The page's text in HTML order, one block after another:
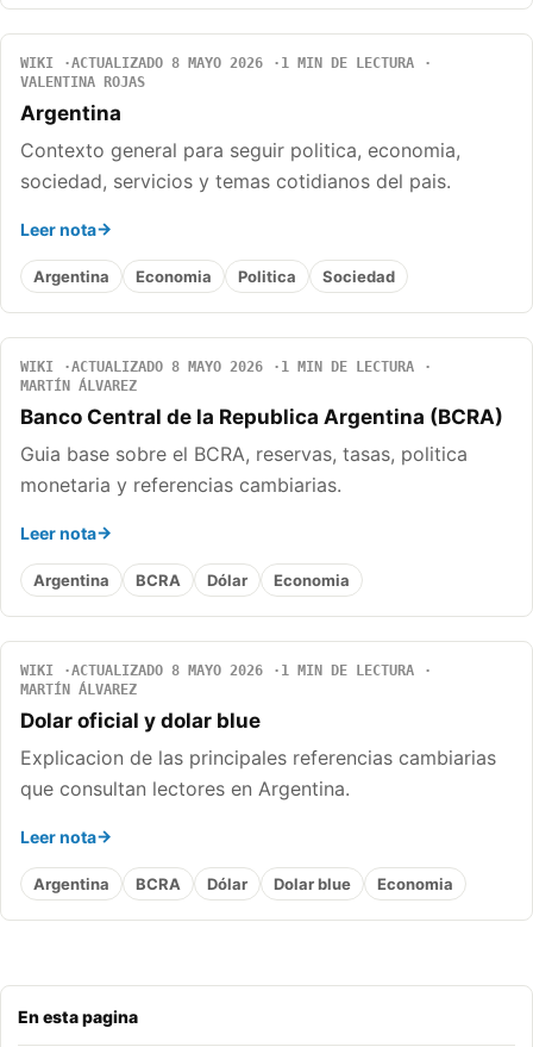
En esta pagina
WIKI ACTUALIZADO 8 MAYO 2026
1 MIN DE LECTURA
VALENTINA ROJAS
Argentina
Contexto general para seguir politica, economia,
sociedad, servicios y temas cotidianos del pais.
Leer nota
Argentina Economia Politica Sociedad
WIKI ACTUALIZADO 8 MAYO 2026
1 MIN DE LECTURA
MARTÍN ÁLVAREZ
Banco Central de la Republica Argentina (BCRA)
Guia base sobre el BCRA, reservas, tasas, politica
monetaria y referencias cambiarias.
Leer nota
Argentina BCRA Dólar Economia
WIKI ACTUALIZADO 8 MAYO 2026
1 MIN DE LECTURA
MARTÍN ÁLVAREZ
Dolar oficial y dolar blue
Explicacion de las principales referencias cambiarias
que consultan lectores en Argentina.
Leer nota
Argentina BCRA Dólar Dolar blue Economia